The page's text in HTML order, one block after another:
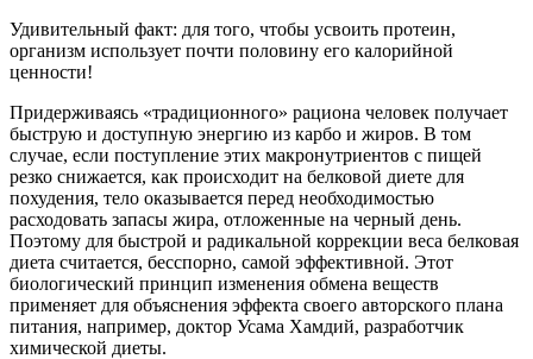
Удивительный факт: для того, чтобы усвоить протеин,
организм использует почти половину его калорийной
ценности!
Придерживаясь «традиционного» рациона человек получает
быструю и доступную энергию из карбо и жиров. В том
случае, если поступление этих макронутриентов с пищей
резко снижается, как происходит на белковой диете для
похудения, тело оказывается перед необходимостью
расходовать запасы жира, отложенные на черный день.
Поэтому для быстрой и радикальной коррекции веса белковая
диета считается, бесспорно, самой эффективной. Этот
биологический принцип изменения обмена веществ
применяет для объяснения эффекта своего авторского плана
питания, например, доктор Усама Хамдий, разработчик
химической диеты.